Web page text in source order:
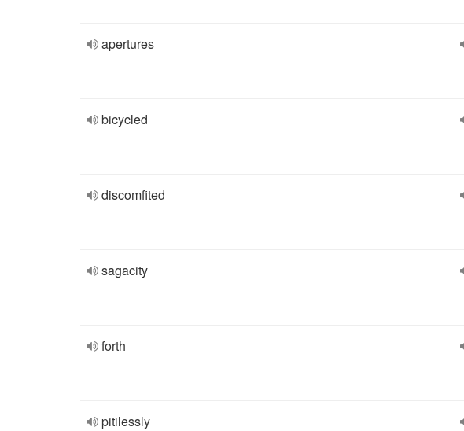
apertures
bicycled
discomfited
sagacity
forth
pitilessly